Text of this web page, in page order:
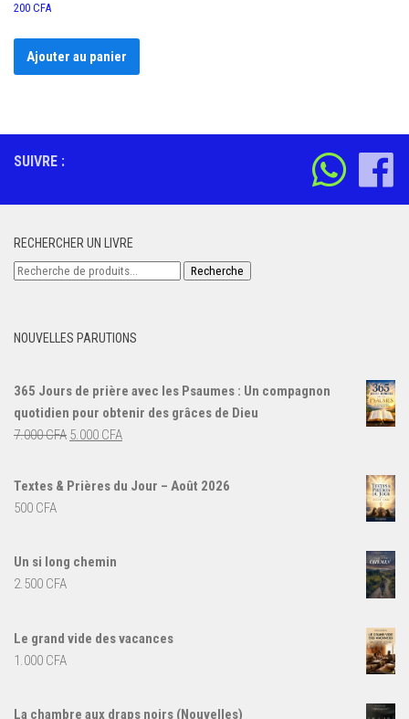
200 CFA
Ajouter au panier
SUIVRE :
RECHERCHER UN LIVRE
Recherche
Recherche
NOUVELLES PARUTIONS
365 Jours de prière avec les Psaumes : Un compagnon
quotidien pour obtenir des grâces de Dieu
7.000CFA Le
initial
5.000 CFALe
actuel
Textes & Prières du Jour – Août 2026
500 CFA
Un si long chemin
2.500 CFA
Le grand vide des vacances
1.000 CFA
La chambre aux draps noirs (Nouvelles)